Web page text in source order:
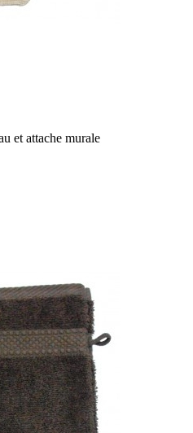
et attache murale